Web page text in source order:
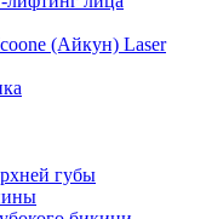
(Айкун) Laser
губы